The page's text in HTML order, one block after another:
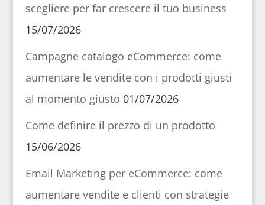
scegliere per far crescere il tuo business
15/07/2026
Campagne catalogo eCommerce: come
aumentare le vendite con i prodotti giusti
al momento giusto 01/07/2026
Come definire il prezzo di un prodotto
15/06/2026
Email Marketing per eCommerce: come
aumentare vendite e clienti con strategie